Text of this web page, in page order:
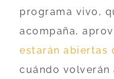
programa vivo,
acompaña,
estarán abiertas
cuándo volverán